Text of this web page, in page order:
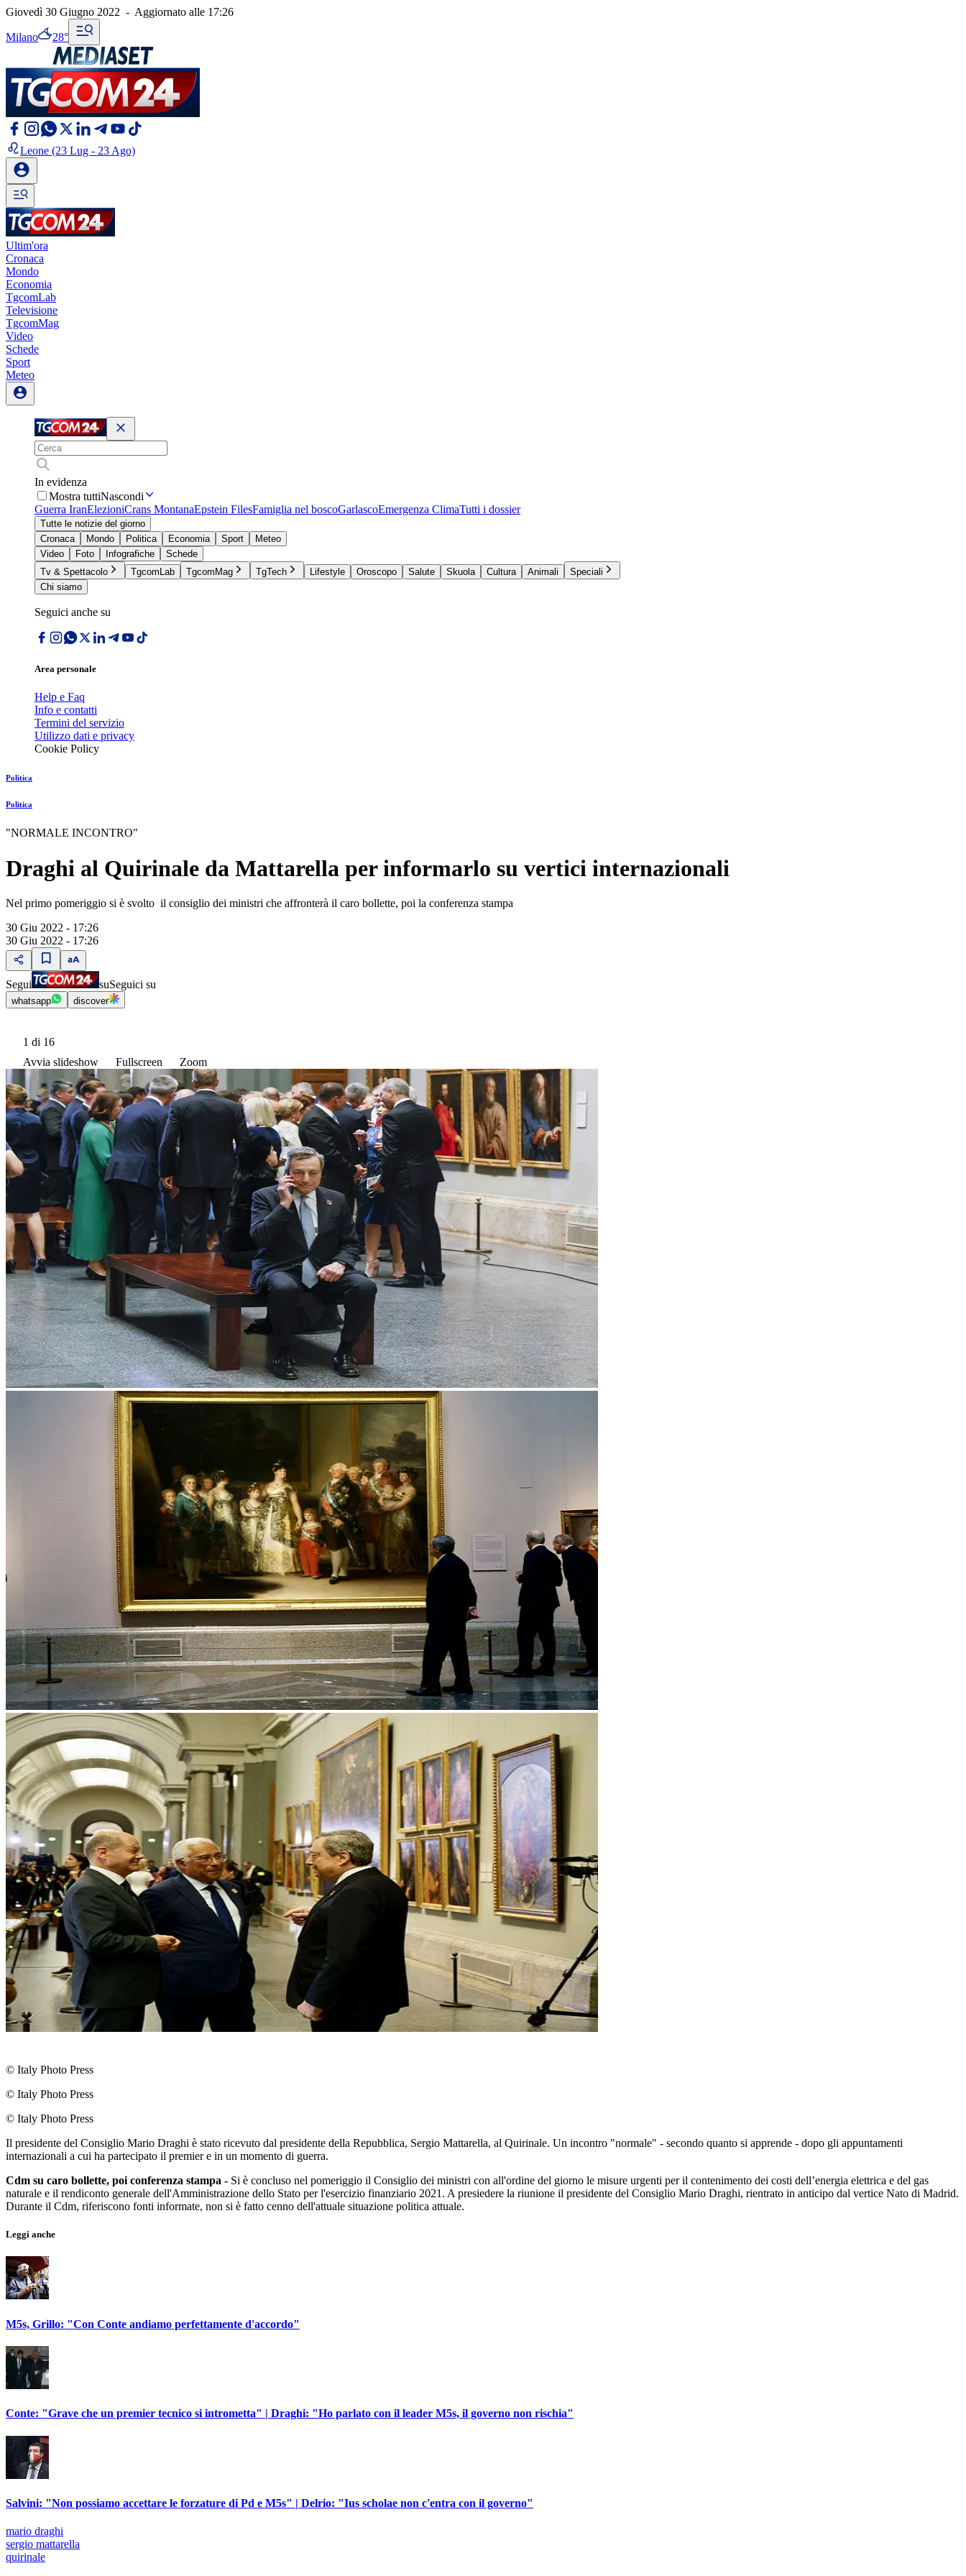
Giovedì 30 Giugno 2022 - Aggiornato alle 17:26
Milano 28°
Leone (23 Lug - 23 Ago)
Ultim'ora
Cronaca
Mondo
Economia
TgcomLab
Televisione
TgcomMag
Video
Schede
Sport
Meteo
In evidenza
Mostra tuttiNascondi
Guerra IranElezioniCrans MontanaEpstein FilesFamiglia nel boscoGarlascoEmergenza ClimaTutti i dossier
Tutte le notizie del giorno
Cronaca
Mondo Politica Economia Sport
Meteo
Video
Foto Infografiche
Schede
Tv & Spettacolo
TgcomLab TgcomMag TgTech Lifestyle Oroscopo Salute Skuola Cultura Animali
Speciali
Chi siamo
Seguici anche su
Area personale
Help e Faq
Info e contatti
Termini del servizio
Utilizzo dati e privacy
Cookie Policy
Politica
Politica
"NORMALE INCONTRO"
Draghi al Quirinale da Mattarella per informarlo su vertici internazionali
Nel primo pomeriggio si è svolto il consiglio dei ministri che affronterà il caro bollette, poi la conferenza stampa
30 Giu 2022 - 17:26
30 Giu 2022 - 17:26
Segui suSeguici su
whatsapp discover
1 di 16
Avvia slideshow
Fullscreen Zoom
© Italy Photo Press
© Italy Photo Press
© Italy Photo Press
Il presidente del Consiglio Mario Draghi è stato ricevuto dal presidente della Repubblica, Sergio Mattarella, al Quirinale. Un incontro "normale" - secondo quanto si apprende - dopo gli appuntamenti
internazionali a cui ha partecipato il premier e in un momento di guerra.
Cdm su caro bollette, poi conferenza stampa - Si è concluso nel pomeriggio il Consiglio dei ministri con all'ordine del giorno le misure urgenti per il contenimento dei costi dell’energia elettrica e del gas
naturale e il rendiconto generale dell'Amministrazione dello Stato per l'esercizio finanziario 2021. A presiedere la riunione il presidente del Consiglio Mario Draghi, rientrato in anticipo dal vertice Nato di Madrid.
Durante il Cdm, riferiscono fonti informate, non si è fatto cenno dell'attuale situazione politica attuale.
Leggi anche
M5s, Grillo: "Con Conte andiamo perfettamente d'accordo"
Conte: "Grave che un premier tecnico si intrometta" | Draghi: "Ho parlato con il leader M5s, il governo non rischia"
Salvini: "Non possiamo accettare le forzature di Pd e M5s" | Delrio: "Ius scholae non c'entra con il governo"
mario draghi
sergio mattarella
quirinale